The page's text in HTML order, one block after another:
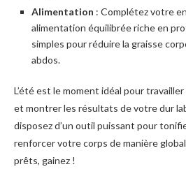
Alimentation : Complétez votre
alimentation équilibrée riche en
simples pour réduire la graisse
abdos.
L’été est le moment idéal pour
et montrer les résultats de votre dur
disposez d’un outil puissant pour
renforcer votre corps de manière
prêts, gainez !